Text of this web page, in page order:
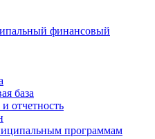
финансовый
база
отчетность
программам